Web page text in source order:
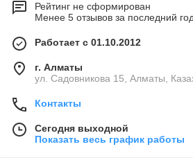
Рейтинг не сформирован
Менее 5 отзывов за последний
Работает с 01.10.2012
г. Алматы
ул. Садовникова 15, Алматы,
Контакты
Сегодня выходной
Показать весь график работы